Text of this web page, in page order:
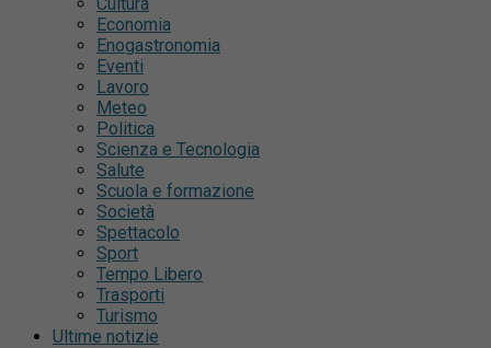
Economia
Enogastronomia
Eventi
Lavoro
Meteo
Politica
Scienza e Tecnologia
Salute
Scuola e formazione
Società
Spettacolo
Sport
Tempo Libero
Trasporti
Turismo
Ultime notizie